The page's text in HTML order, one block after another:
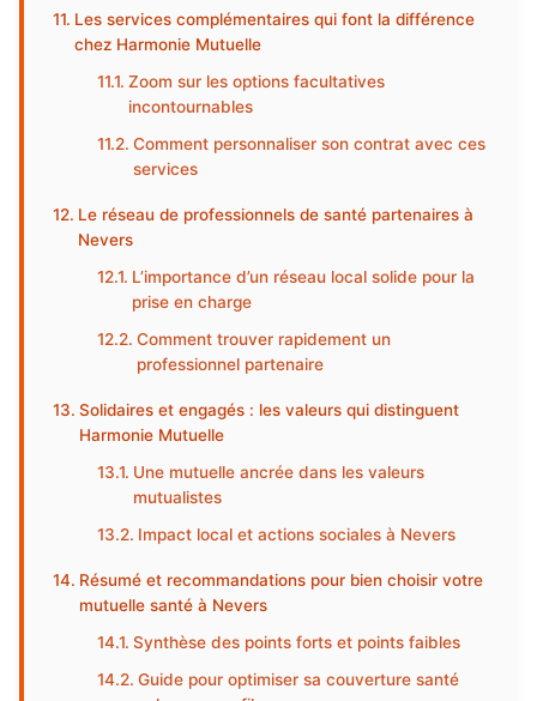
Les services complémentaires qui font la différence
chez Harmonie Mutuelle
Zoom sur les options facultatives
incontournables
Comment personnaliser son contrat avec ces
services
Le réseau de professionnels de santé partenaires à
Nevers
L’importance d’un réseau local solide pour la
prise en charge
Comment trouver rapidement un
professionnel partenaire
Solidaires et engagés : les valeurs qui distinguent
Harmonie Mutuelle
Une mutuelle ancrée dans les valeurs
mutualistes
Impact local et actions sociales à Nevers
Résumé et recommandations pour bien choisir votre
mutuelle santé à Nevers
Synthèse des points forts et points faibles
Guide pour optimiser sa couverture santé